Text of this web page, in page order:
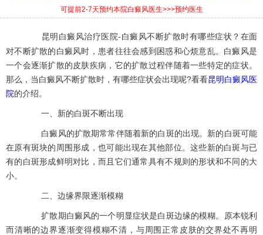
可提前2-7天预约本院白癜风医生>>>预约医生
昆明白癜风治疗医院-白癜风不断扩散时有哪些症状？在面
对不断扩散的白癜风时，患者往往会感到困惑和心烦意乱。白癜风是
一个会逐渐扩散的皮肤疾病，它的扩散过程伴随着一些特定的症状。
那么，当白癜风不断扩散时，有哪些症状会出现呢?看看昆明白癜风医
院的介绍。
一、新的白斑不断出现
白癜风的扩散期常常伴随着新的白斑的出现。新的白斑可能
在原有斑块的周围形成，也可能出现在其他部位。这些新的白斑与已
有的白斑形成鲜明对比，而且它们通常具有不规则的形状和不同的大
小。
二、边缘界限逐渐模糊
扩散期白癜风的一个明显症状是白斑边缘的模糊。原本锐利
而清晰的边界逐渐变得模糊不清，与周围正常皮肤的交界处不再明